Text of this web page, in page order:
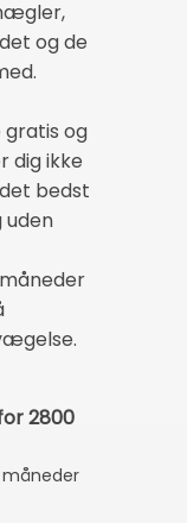
og de
gratis og
dig ikke
bedst
uden
2800